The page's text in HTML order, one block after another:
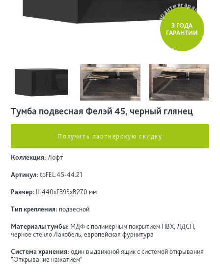
гарант
и
я
г
а
р
а
н
т
и
я
г
а
р
а
н
т
и
я
г
а
рантия
3 ГОДА
ГАРАНТИИ
Тумба подвесная Фелэй 45, черный глянец
Получить партнерскую скидку
Коллекция: Лофт
Артикул:tpFEL.45-44.21
Размер: Ш440хГ395хВ270 мм
Тип крепления: подвесной
Материалы тумбы: МДФ c полимерным покрытием ПВХ, ЛДСП,
черное стекло Лакобель, европейская фурнитура
Система хранения:один выдвижной ящик с системой открывания
"Открывание нажатием"